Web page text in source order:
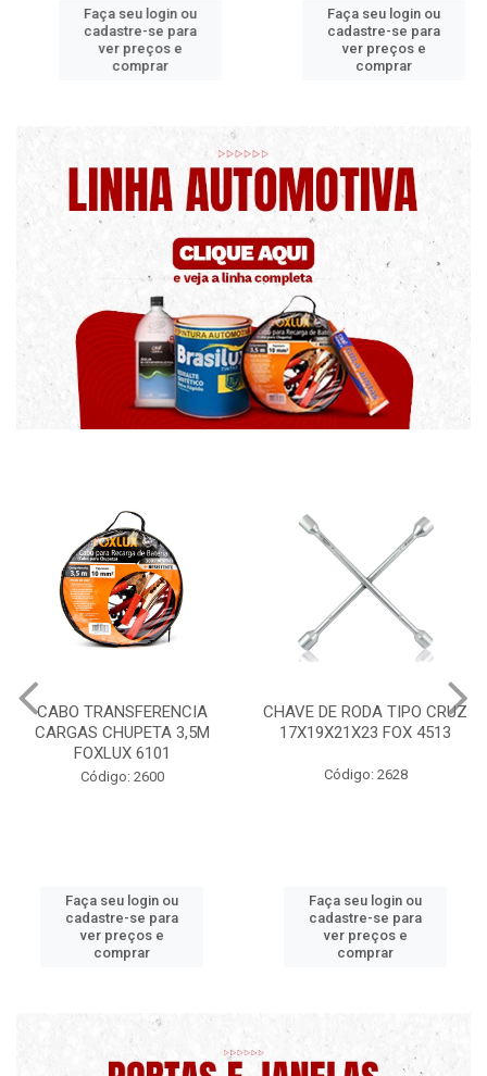
Faça seu login ou
cadastre-se para
ver preços e
comprar
Faça seu login ou
cadastre-se para
ver preços e
comprar
CHAVE DE RODA TIPO CRUZ
17X19X21X23 FOX 4513
Código: 2628
Faça seu login ou
cadastre-se para
ver preços e
comprar
CERA PROFISSIONAL 200G
MAXI RUBBER
Código: 9820 B
Faça seu login ou
cadastre-se para
ver preços e
comprar